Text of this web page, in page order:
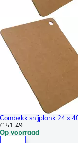
Combekk snijplank 24 x
€ 51,49
Op voorraad